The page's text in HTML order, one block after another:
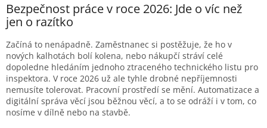
Bezpečnost práce v roce 2026: Jde o víc než
jen o razítko
Začíná to nenápadně. Zaměstnanec si postěžuje, že ho v
nových kalhotách bolí kolena, nebo nákupčí stráví celé
dopoledne hledáním jednoho ztraceného technického listu pro
inspektora. V roce 2026 už ale tyhle drobné nepříjemnosti
nemusíte tolerovat. Pracovní prostředí se mění. Automatizace a
digitální správa věcí jsou běžnou věcí, a to se odráží i v tom, co
nosíme v dílně nebo na stavbě.